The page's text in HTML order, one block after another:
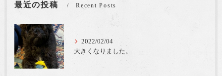
最近の投稿 Recent Posts
2022/02/04
大きくなりました。